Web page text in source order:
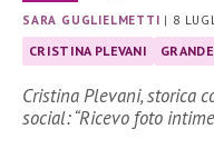
SARA GUGLIELMETTI | 8
CRISTINA PLEVANI
Cristina Plevani, storica
social: “Ricevo foto